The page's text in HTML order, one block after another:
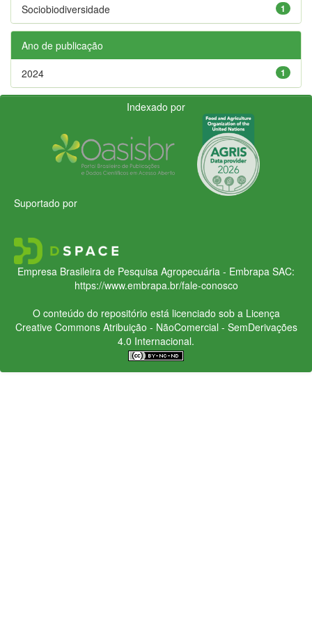
1
Sociobiodiversidade
Ano de publicação
1
2024
Indexado por
Suportado por
Empresa Brasileira de Pesquisa Agropecuária - Embrapa SAC:
https://www.embrapa.br/fale-conosco
O conteúdo do repositório está licenciado sob a Licença
Creative CommonsAtribuição - NãoComercial - SemDerivações
4.0 Internacional.